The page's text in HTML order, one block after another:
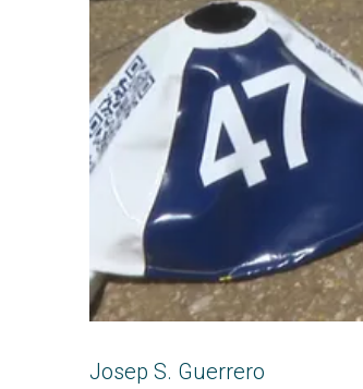
Josep S. Guerrero